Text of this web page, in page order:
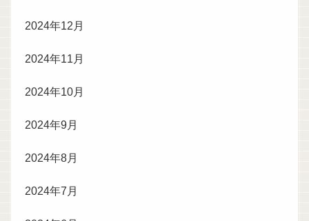
2024年12月
2024年11月
2024年10月
2024年9月
2024年8月
2024年7月